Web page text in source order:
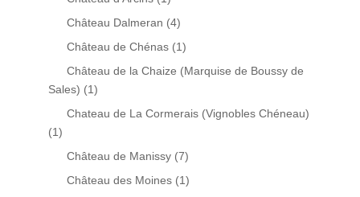
Château Dalmeran (4)
Château de Chénas (1)
Château de la Chaize (Marquise de Boussy de
Sales) (1)
Chateau de La Cormerais (Vignobles Chéneau)
(1)
Château de Manissy (7)
Château des Moines (1)